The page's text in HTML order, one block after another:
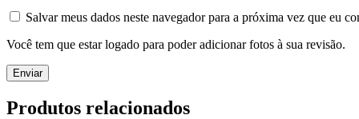
Salvar meus dados neste navegador para a próxima vez que eu
Você tem que estar logado para poder adicionar fotos à sua revisão.
Produtos relacionados